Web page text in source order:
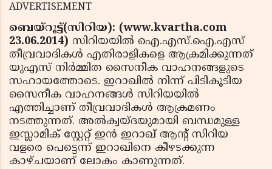
ADVERTISEMENT
ബെയ്‌റൂട്ട്(സിറിയ): (www.kvartha.com
23.06.2014) സിറിയയില്‍ ഐ.എസ്.ഐ.എസ്
തീവ്രവാദികള്‍ എതിരാളികളെ ആക്രമിക്കുന്നത്
യുഎസ് നിര്‍മ്മിത സൈനീക വാഹനങ്ങളുടെ
സഹായത്തോടെ. ഇറാഖില്‍ നിന്ന് പിടികൂടിയ
സൈനീക വാഹനങ്ങള്‍ സിറിയയില്‍
എത്തിച്ചാണ് തീവ്രവാദികള്‍ ആക്രമണം
നടത്തുന്നത്. അല്‍ക്വയ്ദയുമായി ബന്ധമുള്ള
ഇസ്ലാമിക് സ്റ്റേറ്റ് ഇന്‍ ഇറാഖ് ആന്റ് സിറിയ
വളരെ പെട്ടെന്ന് ഇറാഖിനെ കീഴടക്കുന്ന
കാഴ്ചയാണ് ലോകം കാണുന്നത്.